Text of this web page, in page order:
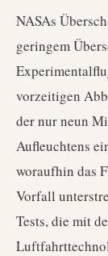
NASAs
geringem
vorzeitigen
der nur neun
Aufleuchtens
woraufhin das
Vorfall
Tests, die mit